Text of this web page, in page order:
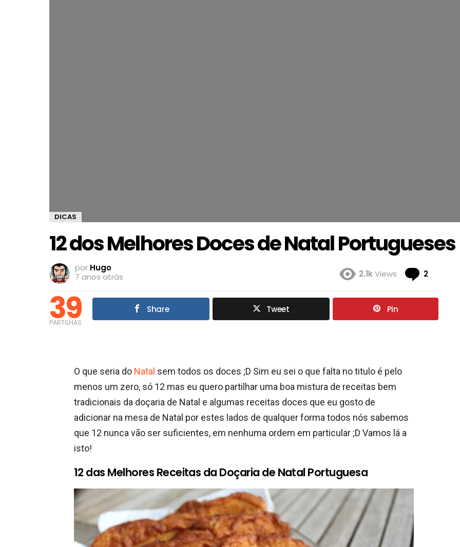
DICAS
12 dos Melhores Doces de Natal Portugueses
por Hugo
7 anos atrás
2.1kViews 2
39
PARTILHAS
Share Tweet Pin
O que seria do Natal sem todos os doces ;D Sim eu sei o que falta no titulo é pelo
menos um zero, só 12 mas eu quero partilhar uma boa mistura de receitas bem
tradicionais da doçaria de Natal e algumas receitas doces que eu gosto de
adicionar na mesa de Natal por estes lados de qualquer forma todos nós sabemos
que 12 nunca vão ser suficientes, em nenhuma ordem em particular ;D Vamos lá a
isto!
12 das Melhores Receitas da Doçaria de Natal Portuguesa